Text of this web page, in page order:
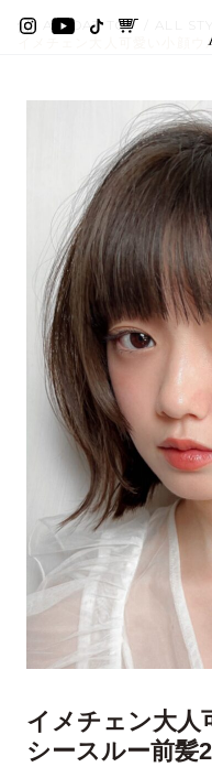
AFLOAT TOP
ALL
イメチェン大人可愛い小顔
イメチェン大人
シースルー前髪